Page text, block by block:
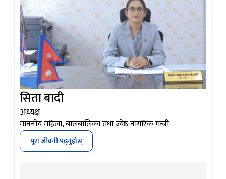
सिता बादी
अध्यक्ष
माननीय महिला, बालबालिका तथा ज्येष्ठ नागरिक मन्त्री
पूरा जीवनी पढ्नुहोस्